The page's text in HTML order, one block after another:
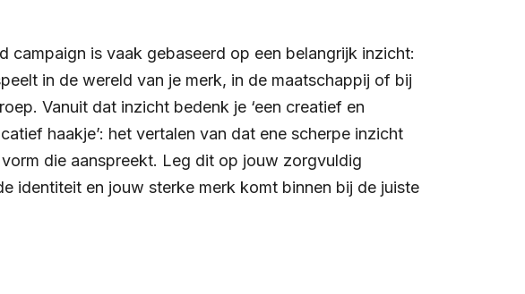
campaign is vaak gebaseerd op een belangrijk inzicht:
in de wereld van je merk, in de maatschappij of bij
Vanuit dat inzicht bedenk je ‘een creatief en
haakje’: het vertalen van dat ene scherpe inzicht
vorm die aanspreekt. Leg dit op jouw zorgvuldig
identiteit en jouw sterke merk komt binnen bij de juiste